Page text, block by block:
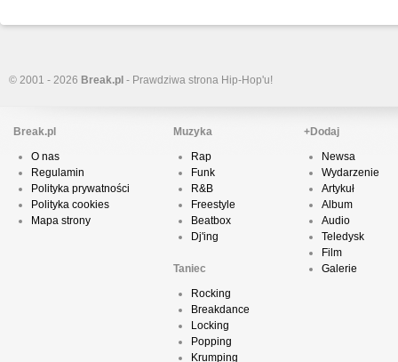
© 2001 - 2026 Break.pl - Prawdziwa strona Hip-Hop'u!
Break.pl
O nas
Regulamin
Polityka prywatności
Polityka cookies
Mapa strony
Muzyka
Rap
Funk
R&B
Freestyle
Beatbox
Dj'ing
Taniec
Rocking
Breakdance
Locking
Popping
Krumping
+Dodaj
Newsa
Wydarzenie
Artykuł
Album
Audio
Teledysk
Film
Galerie